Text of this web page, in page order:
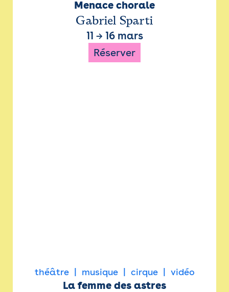
Menace chorale
Gabriel Sparti
11 → 16 mars
Réserver
théâtre musique cirque vidéo
La femme des astres